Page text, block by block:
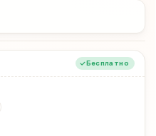
Бесплатно